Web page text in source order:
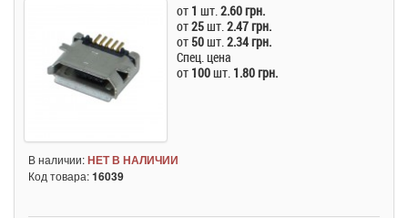
от 1 шт.2.60 грн.
от25шт.2.47 грн.
от 50шт.2.34 грн.
Спец. цена
от 100шт. 1.80 грн.
В наличии:НЕТ В НАЛИЧИИ
Код товара:16039